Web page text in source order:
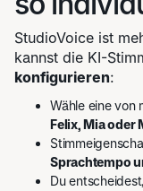
StudioVoice ist
kannst die KI-
konfigurieren:
Wähle eine von
Felix, Mia oder
Sprachtempo
Du